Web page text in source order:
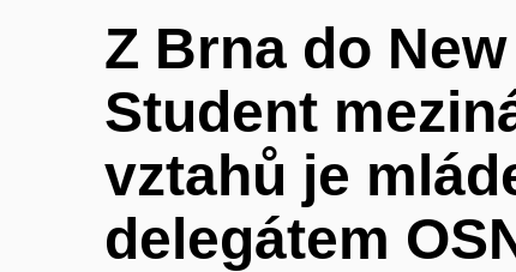
Z Brna do
Student
vztahů je
delegátem